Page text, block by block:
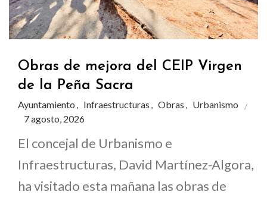
Obras de mejora del CEIP Virgen
de la Peña Sacra
Ayuntamiento , Infraestructuras , Obras , Urbanismo
7 agosto, 2026
El concejal de Urbanismo e
Infraestructuras, David Martínez-Algora,
ha visitado esta mañana las obras de